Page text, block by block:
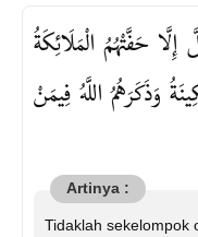
حَفَّتْهُمُ الْمَلَائِكَةُ
وَذَكَرَهُمُ اللَّهُ فِيمَنْ
Tidaklah sekelompok